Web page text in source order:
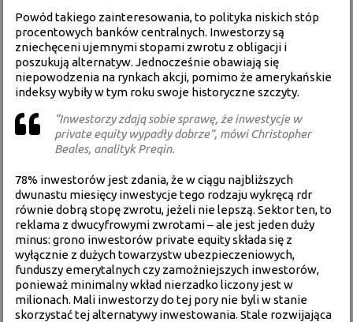
Powód takiego zainteresowania, to polityka niskich stóp
procentowych banków centralnych. Inwestorzy są
zniechęceni ujemnymi stopami zwrotu z obligacji i
poszukują alternatyw. Jednocześnie obawiają się
niepowodzenia na rynkach akcji, pomimo że amerykańskie
indeksy wybiły w tym roku swoje historyczne szczyty.
“Inwestorzy zdają sobie sprawę, że inwestycje w
private equity wypadły dobrze”, mówi Christopher
Beales, analityk Preqin.
78% inwestorów jest zdania, że w ciągu najbliższych
dwunastu miesięcy inwestycje tego rodzaju wykręcą rdr
równie dobrą stopę zwrotu, jeżeli nie lepszą. Sektor ten, to
reklama z dwucyfrowymi zwrotami – ale jest jeden duży
minus: grono inwestorów private equity składa się z
wyłącznie z dużych towarzystw ubezpieczeniowych,
funduszy emerytalnych czy zamożniejszych inwestorów,
ponieważ minimalny wkład nierzadko liczony jest w
milionach. Mali inwestorzy do tej pory nie byli w stanie
skorzystać tej alternatywy inwestowania. Stale rozwijająca